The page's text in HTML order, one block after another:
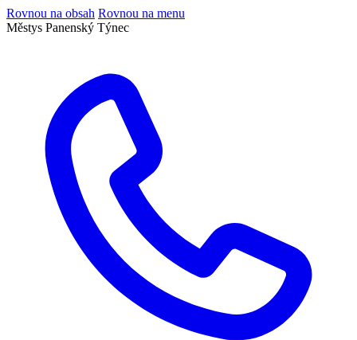
Rovnou na obsah Rovnou na menu
Městys Panenský Týnec